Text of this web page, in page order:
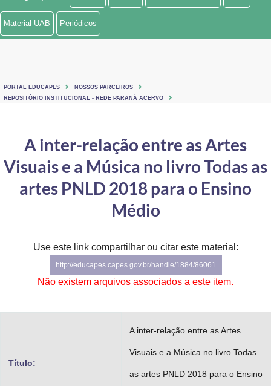
Ministério de Minas e Energia
Ministério do Turismo
Controladoria-Geral da União
Gabinete de Segurança Institucional
Advocacia-Geral da União
Material UAB Periódicos
PORTAL EDUCAPES
NOSSOS PARCEIROS
REPOSITÓRIO INSTITUCIONAL - REDE PARANÁ ACERVO
A inter-relação entre as Artes
Visuais e a Música no livro Todas as
artes PNLD 2018 para o Ensino
Médio
Use este link compartilhar ou citar este material:
http://educapes.capes.gov.br/handle/1884/86061
Não existem arquivos associados a este item.
Título:
A inter-relação entre as Artes
Visuais e a Música no livro Todas
as artes PNLD 2018 para o Ensino